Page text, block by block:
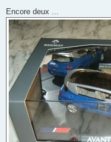
s
s
a
g
Encore deux ...